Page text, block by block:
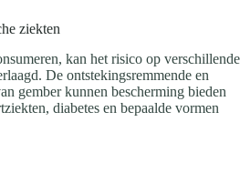
ziekten
kan het risico op verschillende
De ontstekingsremmende en
gember kunnen bescherming bieden
diabetes en bepaalde vormen